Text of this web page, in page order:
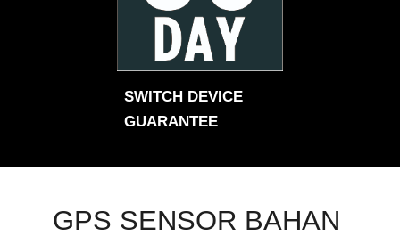
SWITCH DEVICE
GUARANTEE
GPS SENSOR BAHAN